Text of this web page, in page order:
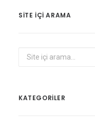
SITE IÇI ARAMA
KATEGORİLER